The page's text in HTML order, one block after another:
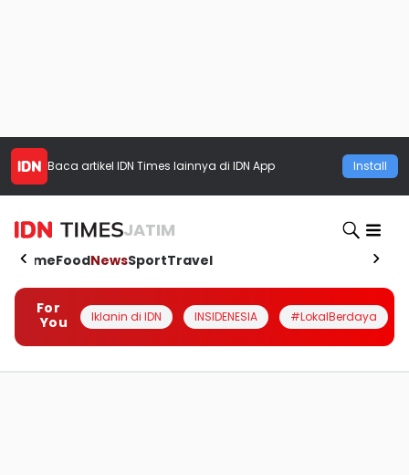
Baca artikel IDN Times lainnya di IDN App Install
JATIM
HomeFoodNewsSportTravel
For
You
Iklanin di IDN INSIDENESIA #LokalBerdaya